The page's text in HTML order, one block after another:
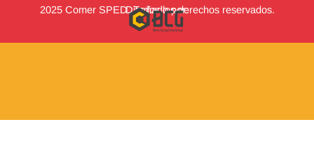
b
o
o
k
a
g
r
a
o
2025 Comer SPED. Todos los derechos reservados.
Diseñado por: